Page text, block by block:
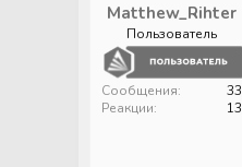
Matthew_Rihter
Пользователь
Сообщения
33
Реакции
13